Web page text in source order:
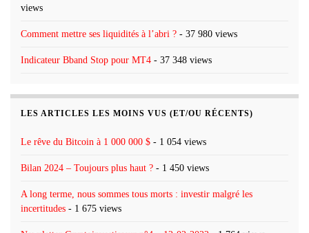
views
Comment mettre ses liquidités à l’abri ? - 37 980 views
Indicateur Bband Stop pour MT4 - 37 348 views
LES ARTICLES LES MOINS VUS (ET/OU RÉCENTS)
Le rêve du Bitcoin à 1 000 000 $ - 1 054 views
Bilan 2024 – Toujours plus haut ? - 1 450 views
A long terme, nous sommes tous morts : investir malgré les
incertitudes - 1 675 views